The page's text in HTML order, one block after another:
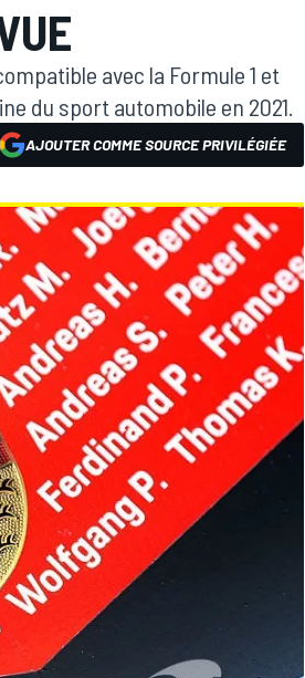
avec la Formule 1 et
du sport automobile en 2021.
AJOUTER COMME SOURCE PRIVILÉGIÉE